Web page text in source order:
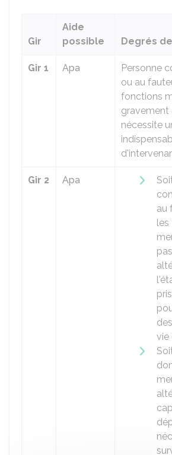
Gir
Aide
possible
Degrés
Gir 1 Apa
Personne
ou au
fonctions
gravement
nécessite
Gir 2 Apa
au
les
vie